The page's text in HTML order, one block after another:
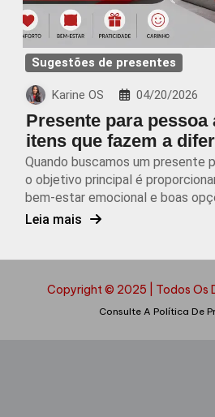
Sugestões de presentes
Karine OS 04/20/2026
Presente para pessoa
itens que fazem a
Quando buscamos um presente
o objetivo principal é
bem-estar emocional e boas
Leia mais
Copyright © 2025 | Todos Os
Consulte A Política De